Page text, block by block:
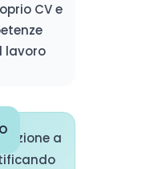
CV e
lavoro
a